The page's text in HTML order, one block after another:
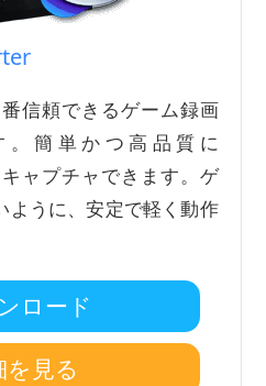
信頼できるゲーム録画
簡単かつ高品質に
ャプチャできます。ゲ
ように、安定で軽く動作
ロード
を見る